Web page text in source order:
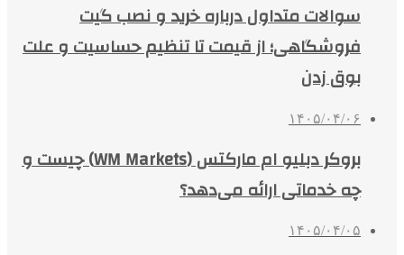
سوالات متداول درباره خرید و نصب گیت
فروشگاهی؛ از قیمت تا تنظیم حساسیت و علت
بوق زدن
۱۴۰۵/۰۴/۰۶
بروکر دبلیو ام مارکتس (WM Markets) چیست و
چه خدماتی ارائه می‌دهد؟
۱۴۰۵/۰۴/۰۵